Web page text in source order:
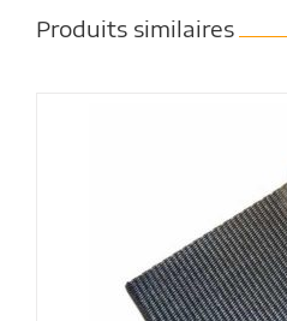
Produits similaires